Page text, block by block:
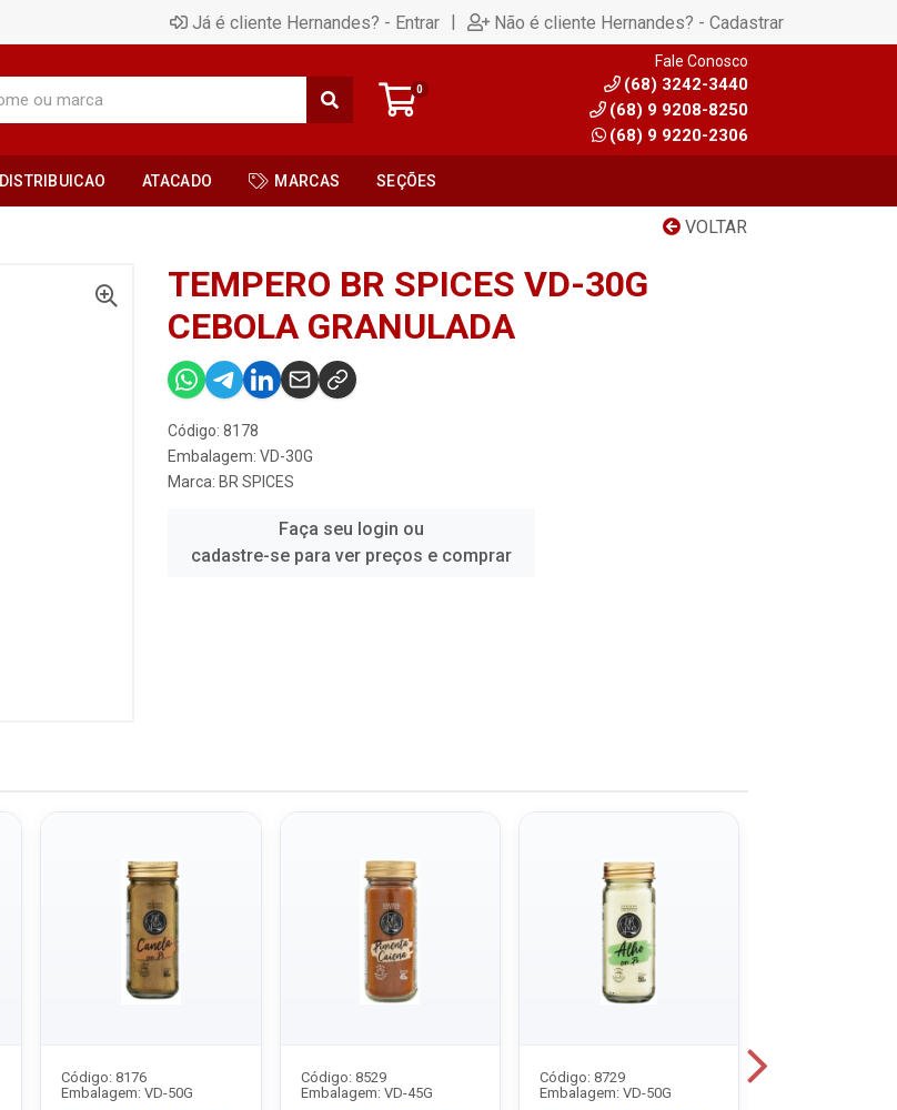
Já é cliente Hernandes? - Entrar | Não é cliente Hernandes? - Cadastrar
0
Fale Conosco
(68) 3242-3440
(68) 9 9208-8250
(68) 9 9220-2306
DISTRIBUICAO ATACADO MARCAS SEÇÕES
VOLTAR
TEMPERO BR SPICES VD-30G
CEBOLA GRANULADA
Código: 8178
Embalagem: VD-30G
Marca: BR SPICES
Faça seu login ou
cadastre-se para ver preços e comprar
Código: 8176
Embalagem: VD-50G
Código: 8529
Embalagem: VD-45G
Código: 8729
Embalagem: VD-50G